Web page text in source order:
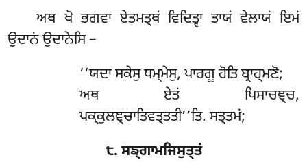
ਅਥ ਖੋ ਭਗਵਾ ਏਤਮਤ੍ਥਂ ਵਿਦਿਤ੍ਵਾ ਤਾਯਂ ਵੇਲਾਯਂ ਇਮਂ
ਉਦਾਨਂ ਉਦਾਨੇਸਿ –
‘‘ਯਦਾ ਸਕੇਸੁ ਧਮ੍ਮੇਸੁ, ਪਾਰਗੂ ਹੋਤਿ ਬ੍ਰਾਹ੍ਮਣੋ;
ਅਥ ਏਤਂ ਪਿਸਾਚਞ੍ਚ,
ਪਕ੍ਕੁਲਞ੍ਚਾਤਿਵਤ੍ਤਤੀ’’ਤਿ. ਸਤ੍ਤਮਂ;
੮. ਸਙ੍ਗਾਮਜਿਸੁਤ੍ਤਂ